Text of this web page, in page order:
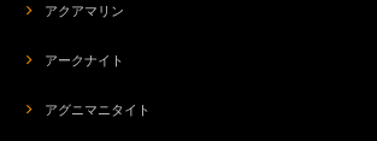
アクアマリン
アークナイト
アグニマニタイト